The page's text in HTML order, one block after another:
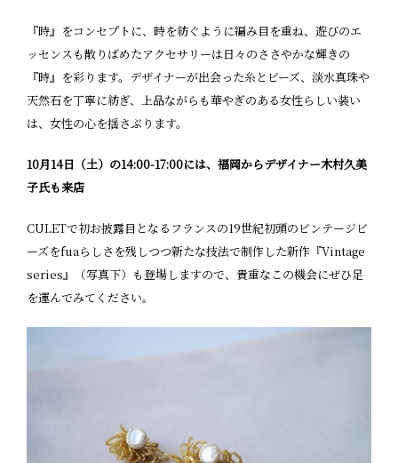
『時』をコンセプトに、時を紡ぐように編み目を重ね、遊びのエ
ッセンスも散りばめたアクセサリーは日々のささやかな輝きの
『時』を彩ります。デザイナーが出会った糸とビーズ、淡水真珠や
天然石を丁寧に紡ぎ、上品ながらも華やぎのある女性らしい装い
は、女性の心を揺さぶります。
10月14日（土）の14:00-17:00には、福岡からデザイナー木村久美
子氏も来店
CULETで初お披露目となるフランスの19世紀初頭のビンテージビ
ーズをfuaらしさを残しつつ新たな技法で制作した新作『Vintage
series』（写真下）も登場しますので、貴重なこの機会にぜひ足
を運んでみてください。